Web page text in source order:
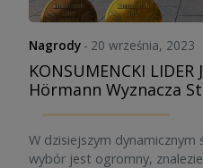
Nagrody - 20 września, 2023
KONSUMENCKI LIDER
Hörmann Wyznacza
W dzisiejszym dynamicznym
wybór jest ogromny,